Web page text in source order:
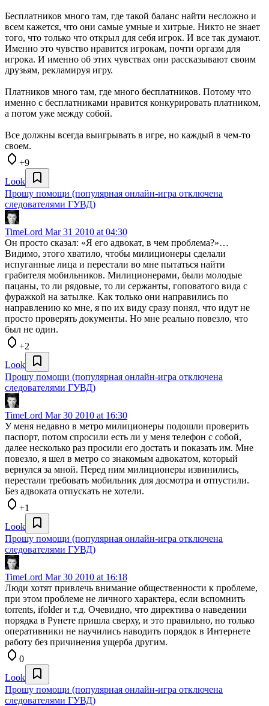
Бесплатников много там, где такой баланс найти несложно и
всем кажется, что они самые умные и хитрые. Никто не знает
того, что только что открыл для себя игрок. И все так думают.
Именно это чувство нравится игрокам, почти оргазм для
игрока. И именно об этих чувствах они рассказывают своим
друзьям, рекламируя игру.
Платников много там, где много бесплатников. Потому что
именно с бесплатниками нравится конкурировать платником,
а потом уже между собой.
Все должны всегда выигрывать в игре, но каждый в чем-то
своем.
+9
Look
Прошу помощи (популярная онлайн-игра отключена
следователями ГУВД)
TimeLord Mar 31 2010 at 04:30
Он просто сказал: «Я его адвокат, в чем проблема?»…
Видимо, этого хватило, чтобы милиционеры сделали
испуганные лица и перестали во мне пытаться найти
грабителя мобильников. Милиционерами, были молодые
пацаны, то ли рядовые, то ли сержанты, гоповатого вида с
фуражкой на затылке. Как только они направились по
направлению ко мне, я по их виду сразу понял, что идут не
просто проверять документы. Но мне реально повезло, что
был не один.
+2
Look
Прошу помощи (популярная онлайн-игра отключена
следователями ГУВД)
TimeLord Mar 30 2010 at 16:30
У меня недавно в метро милиционеры подошли проверить
паспорт, потом спросили есть ли у меня телефон с собой,
далее несколько раз просили его достать и показать им. Мне
повезло, я шел в метро со знакомым адвокатом, который
вернулся за мной. Перед ним милиционеры извинились,
перестали требовать мобильник для досмотра и отпустили.
Без адвоката отпускать не хотели.
+1
Look
Прошу помощи (популярная онлайн-игра отключена
следователями ГУВД)
TimeLord Mar 30 2010 at 16:18
Люди хотят привлечь внимание общественности к проблеме,
при этом проблеме не личного характера, если вспомнить
torrents, ifolder и т.д. Очевидно, что директива о наведении
порядка в Рунете пришла сверху, и это правильно, но только
оперативники не научились наводить порядок в Интернете
работу без причинения ущерба другим.
0
Look
Прошу помощи (популярная онлайн-игра отключена
следователями ГУВД)